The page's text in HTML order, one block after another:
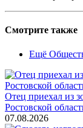
Смотрите также
Ещё
Отец приехал из
Ростовской
07.08.2026